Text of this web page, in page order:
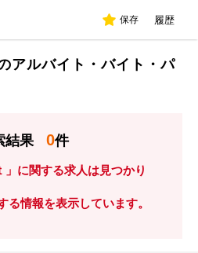
保存 履歴
アルバイト・バイト・パ
結果 0件
」に関する求人は見つかり
る情報を表示しています。